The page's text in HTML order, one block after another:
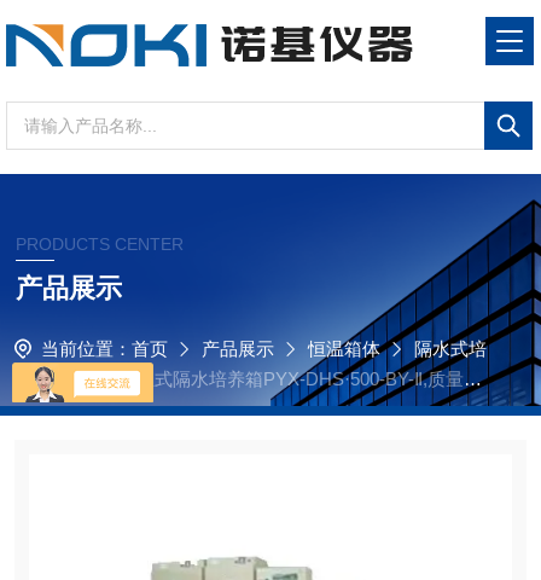
PRODUCTS CENTER
产品展示
当前位置： 首页 产品展示 恒温箱体
隔水式培
养箱
实验室立式隔水培养箱PYX-DHS·500-BY-Ⅱ,质量可
靠